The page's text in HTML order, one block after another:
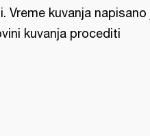
Vreme kuvanja napisano
kuvanja procediti